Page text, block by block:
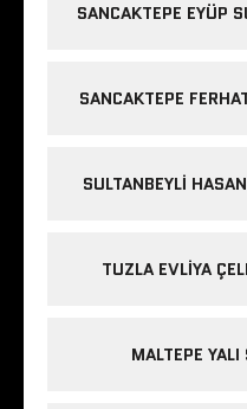
SANCAKTEPE EYÜP
SANCAKTEPE
SULTANBEYLI
TUZLA EVLIYA
MALTEPE